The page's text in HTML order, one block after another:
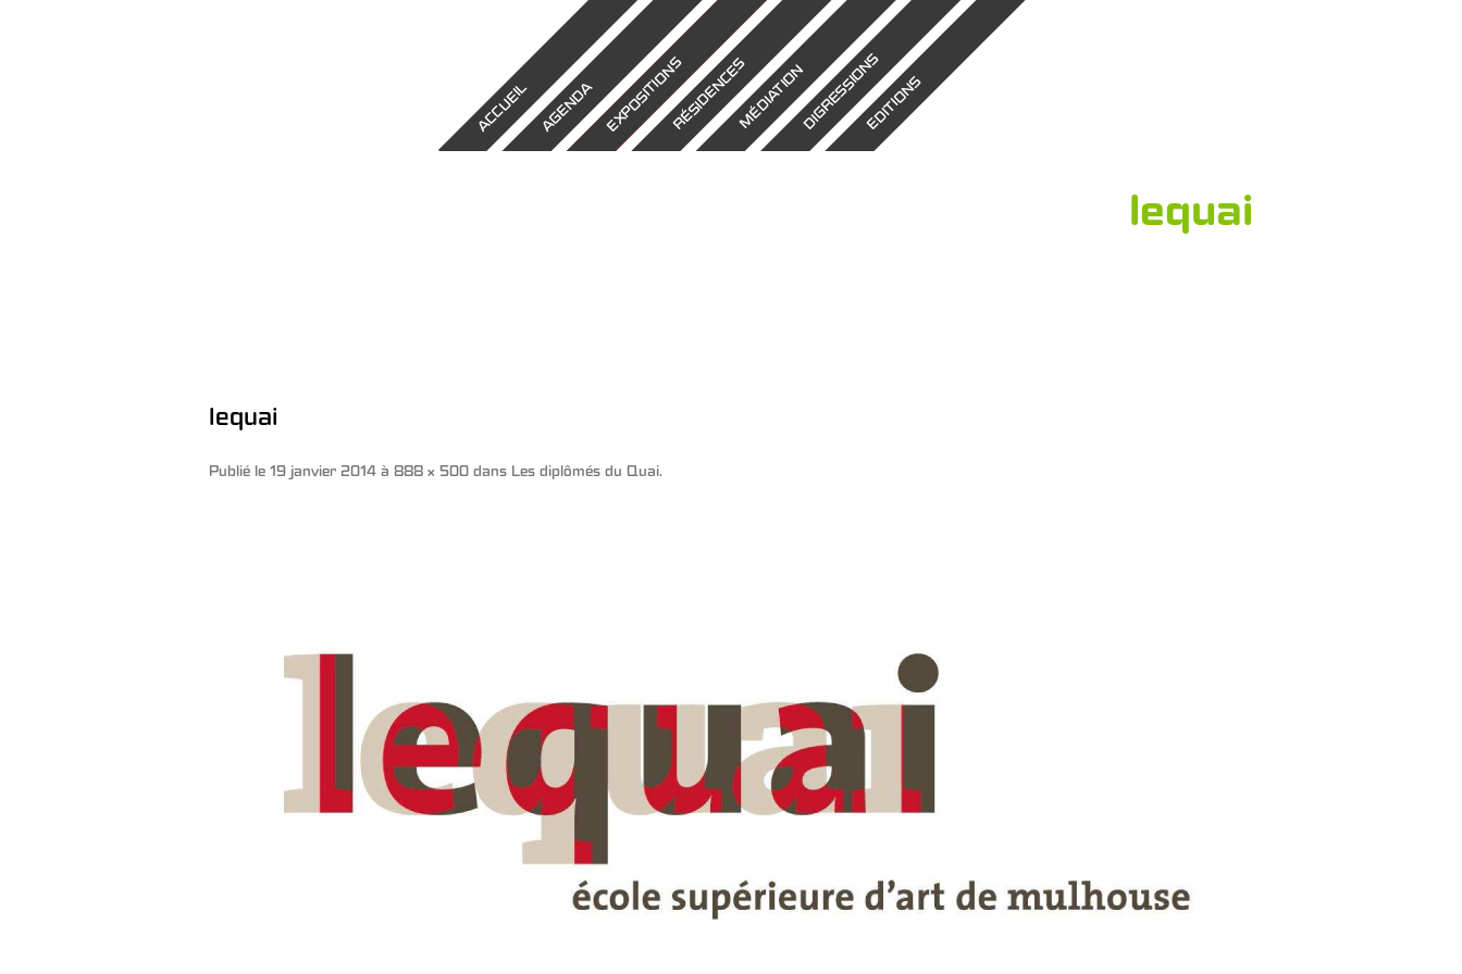
ACCUEILAGENDAEXPOSITIONSRÉSIDENCESMÉDIATIONDIGRESSIONSEDITIONS
lequai
lequai
Publié le 19 janvier 2014 à 888 × 500 dans Les diplômés du Quai.